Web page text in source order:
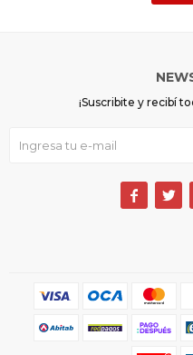
¡Suscribite y recibí
 